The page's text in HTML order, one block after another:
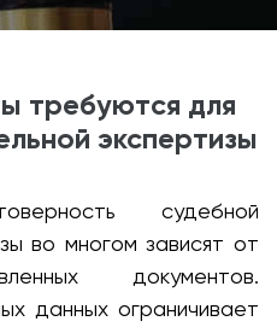
требуются для
экспертизы
судебной
во многом зависят от
документов.
данных ограничивает